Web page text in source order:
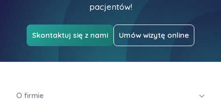
pacjentów!
Skontaktuj się z nami Umów wizytę online
O firmie